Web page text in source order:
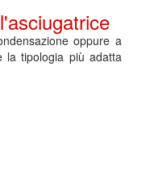
oppure a
la tipologia più adatta